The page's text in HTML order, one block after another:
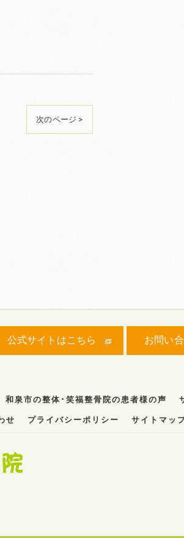
次のページ >
公式サイトはこちら お問い
和泉市の整体･笑福整骨院の患者様の声
せ プライバシーポリシー サイトマッ